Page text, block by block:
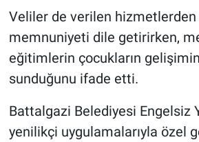
Veliler de verilen hizmetlerden
memnuniyeti dile getirirken,
eğitimlerin çocukların
sunduğunu ifade etti.
Battalgazi Belediyesi Engelsiz
yenilikçi uygulamalarıyla özel